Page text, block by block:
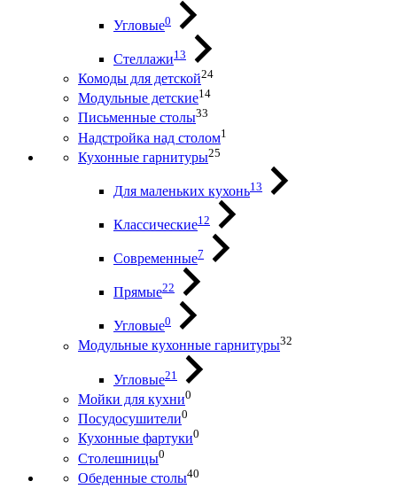
Угловые0
Стеллажи13
Комоды для детской24
Модульные детские14
Письменные столы33
Надстройка над столом1
Кухонные гарнитуры25
Для маленьких кухонь13
Классические12
Современные7
Прямые22
Угловые0
Модульные кухонные гарнитуры32
Угловые21
Мойки для кухни0
Посудосушители0
Кухонные фартуки0
Столешницы0
Обеденные столы40